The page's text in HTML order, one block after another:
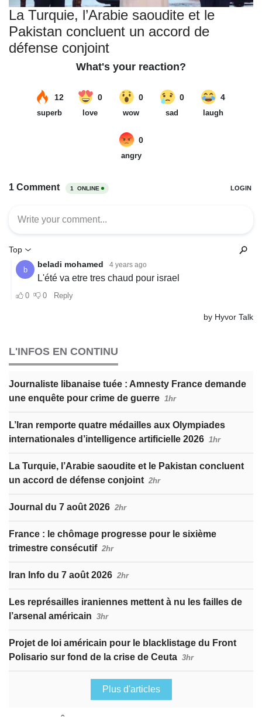
La Turquie, l’Arabie saoudite et le
Pakistan concluent un accord de
défense conjoint
L'INFOS EN CONTINU
Journaliste libanaise tuée : Amnesty France demande
une enquête pour crime de guerre 1hr
L’Iran remporte quatre médailles aux Olympiades
internationales d’intelligence artificielle 2026 1hr
La Turquie, l’Arabie saoudite et le Pakistan concluent
un accord de défense conjoint 2hr
Journal du 7 août 2026 2hr
France : le chômage progresse pour le sixième
trimestre consécutif 2hr
Iran Info du 7 août 2026 2hr
Les représailles iraniennes mettent à nu les failles de
l’arsenal américain 3hr
Projet de loi américain pour le blacklistage du Front
Polisario sur fond de la crise de Ceuta 3hr
Plus d'articles